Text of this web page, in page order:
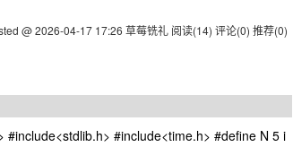
@ 2026-04-17 17:26 草莓铣礼 阅读(14) 评论(0) 推荐(0)
#include<time.h> #define N 5 i